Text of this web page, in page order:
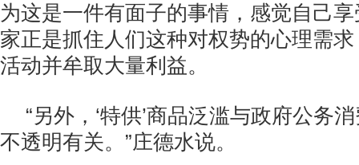
为这是一件有面子的事情，感觉自己享
家正是抓住人们这种对权势的心理需
活动并牟取大量利益。
“另外，‘特供’商品泛滥与政府公务
不透明有关。”庄德水说。